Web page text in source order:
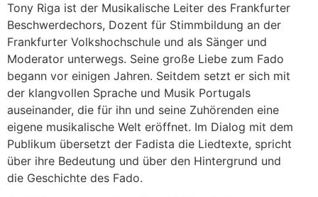
Tony Riga ist der Musikalische Leiter des Frankfurter
Beschwerdechors, Dozent für Stimmbildung an der
Frankfurter Volkshochschule und als Sänger und
Moderator unterwegs. Seine große Liebe zum Fado
begann vor einigen Jahren. Seitdem setzt er sich mit
der klangvollen Sprache und Musik Portugals
auseinander, die für ihn und seine Zuhörenden eine
eigene musikalische Welt eröffnet. Im Dialog mit dem
Publikum übersetzt der Fadista die Liedtexte, spricht
über ihre Bedeutung und über den Hintergrund und
die Geschichte des Fado.